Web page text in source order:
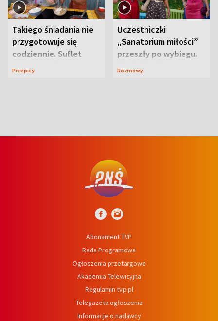
Takiego śniadania nie
przygotowuje się
codziennie. Suflet
serowy zachwyca
Przepisy
Uczestniczki
„Sanatorium miłości”
przeszły po wybiegu.
Te stylizacje
Rozmowy
Abonament TVP
Rada Programowa
Ogłoszenia przetargowe
Akademia Telewizyjna
Regulamin tvp.pl
Telegazeta ogłoszenia
Informacje o nadawcy